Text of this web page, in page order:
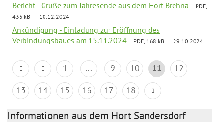
Bericht - Grüße zum Jahresende aus dem Hort Brehna
PDF,
435 kB
10.12.2024
Ankündigung - Einladung zur Eröffnung des
Verbindungsbaues am 15.11.2024
PDF, 168 kB 29.10.2024
1 ... 9 10 11
12
13
14 15 16 17 18
Informationen aus dem Hort Sandersdorf